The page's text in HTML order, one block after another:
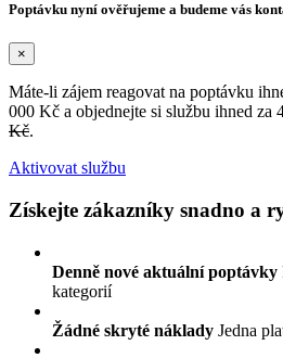
Poptávku nyní ověřujeme a budeme vás
×
Máte-li zájem reagovat na poptávku
000 Kč a objednejte si službu ihned za
Kč.
Aktivovat službu
Získejte zákazníky snadno a
Denně nové aktuální poptávky
kategorií
Žádné skryté náklady Jedna